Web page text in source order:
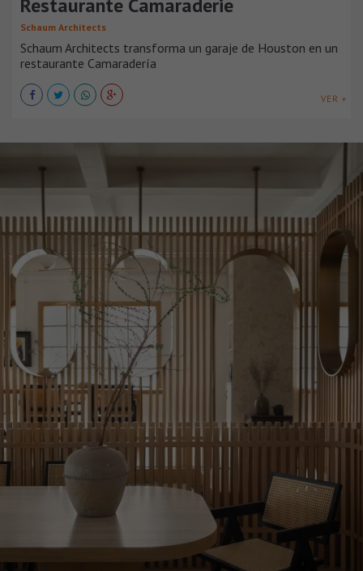
Restaurante Camaraderie
Schaum Architects
Schaum Architects transforma un garaje de Houston en un
restaurante Camaradería
VER +